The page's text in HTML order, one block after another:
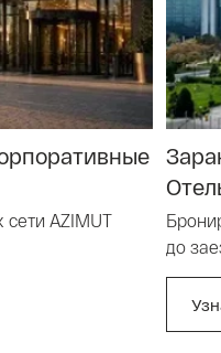
AZIMUT
до